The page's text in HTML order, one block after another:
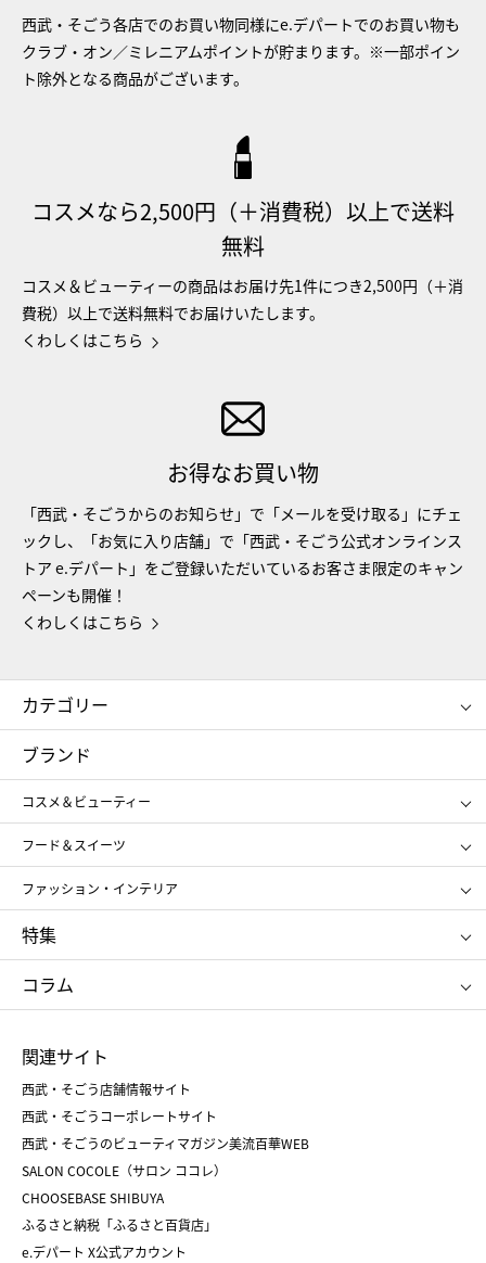
西武・そごう各店でのお買い物同様にe.デパートでのお買い物も
クラブ・オン／ミレニアムポイントが貯まります。※一部ポイン
ト除外となる商品がございます。
コスメなら2,500円（＋消費税）以上で送料
無料
コスメ＆ビューティーの商品はお届け先1件につき2,500円（＋消
費税）以上で送料無料でお届けいたします。
くわしくはこちら
お得なお買い物
「西武・そごうからのお知らせ」で「メールを受け取る」にチェ
ックし、「お気に入り店舗」で「西武・そごう公式オンラインス
トア e.デパート」をご登録いただいているお客さま限定のキャン
ペーンも開催！
くわしくはこちら
カテゴリー
コスメ＆ビューティー
ギフト
レディース
メンズ
スポーツ・アウトドア
お中元
お歳暮
ブランド
コスメ＆ビューティー
SHISEIDO
ポール&ジョー ボーテ
ジルスチュアート
NARS
RMK
クリニーク
SK-Ⅱ
フード＆スイーツ
アンリ・シャルパンティエ
ゴディバ
新宿高野
たねや
ねんりん家
ファッション・インテリア
ポロ ラルフ ローレン
タケオ キクチ
ママ＆キッズ
シュタイフ
特集
お中元
ひな人形
五月人形
父の日
クリスマスケーキ
ホワイトデー
コラム
菓子折り
和菓子
人気のギフト
バレンタイン
ホワイトデー
おせち
フード
関連サイト
西武・そごう店舗情報サイト
西武・そごうコーポレートサイト
西武・そごうのビューティマガジン美流百華WEB
SALON COCOLE（サロン ココレ）
CHOOSEBASE SHIBUYA
ふるさと納税「ふるさと百貨店」
e.デパート X公式アカウント